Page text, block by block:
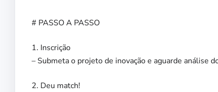
# PASSO A PASSO
1. Inscrição
– Submeta o projeto de inovação e aguarde análise
2. Deu match!